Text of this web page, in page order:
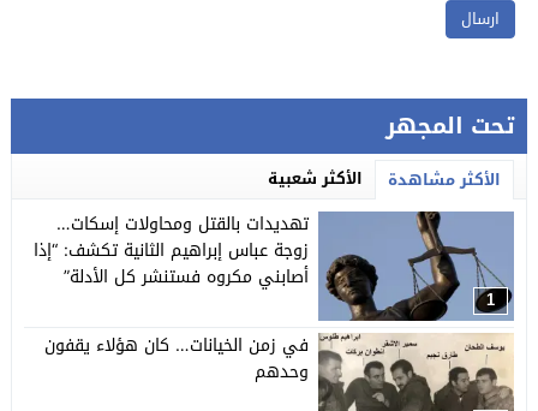
تحت المجهر
الأكثر مشاهدة الأكثر شعبية
1
تهديدات بالقتل ومحاولات إسكات…
زوجة عباس إبراهيم الثانية تكشف: “إذا
أصابني مكروه فستنشر كل الأدلة”
في زمن الخيانات… كان هؤلاء يقفون
وحدهم